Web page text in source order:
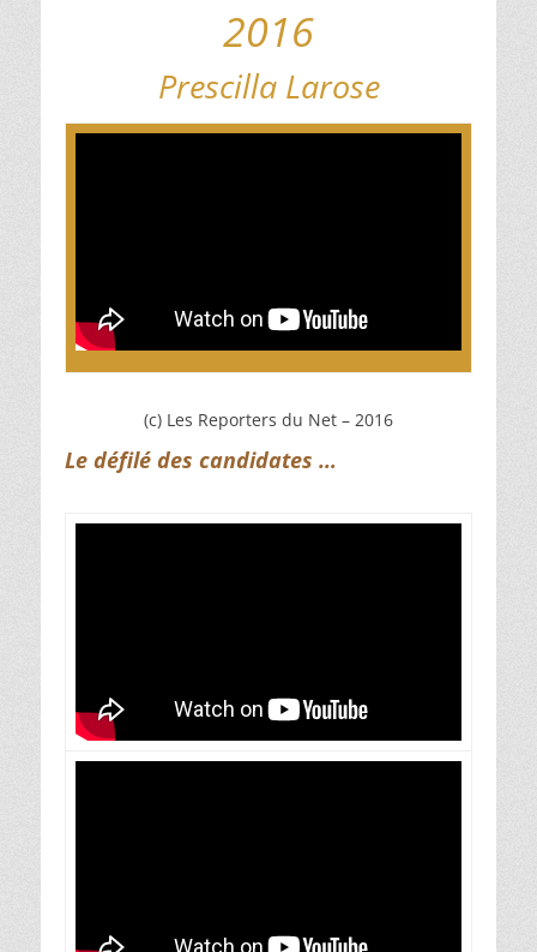
2016
Prescilla Larose
(c) Les Reporters du Net – 2016
Le défilé des candidates …